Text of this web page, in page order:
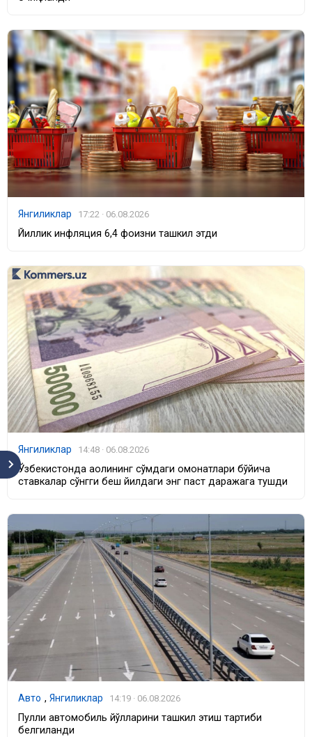
Янгиликлар 17:22 · 06.08.2026
Йиллик инфляция 6,4 фоизни ташкил этди
Янгиликлар 14:48 · 06.08.2026
Ўзбекистонда аҳолининг сўмдаги омонатлари бўйича
ставкалар сўнгги беш йилдаги энг паст даражага тушди
Авто , Янгиликлар 14:19 · 06.08.2026
Пулли автомобиль йўлларини ташкил этиш тартиби
белгиланди